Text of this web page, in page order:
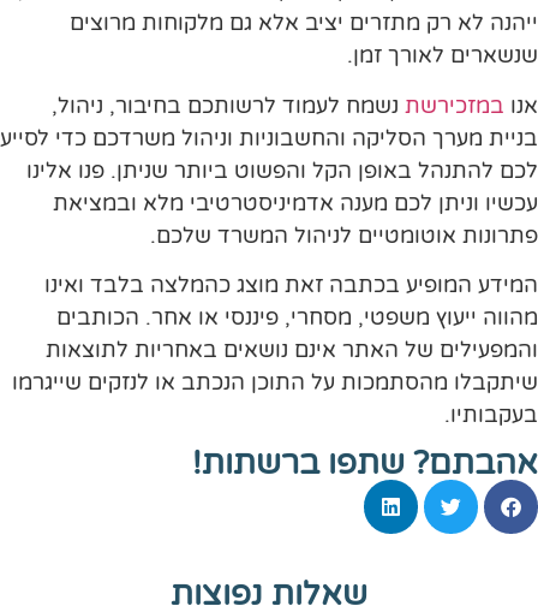
ייהנה לא רק מתזרים יציב אלא גם מלקוחות מרוצים
שנשארים לאורך זמן.
אנו במזכירשת נשמח לעמוד לרשותכם בחיבור, ניהול,
בניית מערך הסליקה והחשבוניות וניהול משרדכם כדי לסייע
לכם להתנהל באופן הקל והפשוט ביותר שניתן. פנו אלינו
עכשיו וניתן לכם מענה אדמיניסטרטיבי מלא ובמציאת
פתרונות אוטומטיים לניהול המשרד שלכם.
המידע המופיע בכתבה זאת מוצג כהמלצה בלבד ואינו
מהווה ייעוץ משפטי, מסחרי, פיננסי או אחר. הכותבים
והמפעילים של האתר אינם נושאים באחריות לתוצאות
שיתקבלו מהסתמכות על התוכן הנכתב או לנזקים שייגרמו
בעקבותיו.
אהבתם? שתפו ברשתות!
שאלות נפוצות